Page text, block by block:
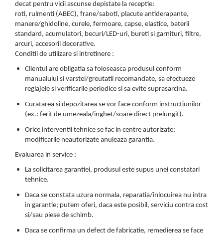
decat pentru vicii ascunse depistate la receptie:
roti, rulmenti (ABEC), frane/saboti, placute antiderapante,
manere/ghidoline, curele, fermoare, capse, elastice, baterii
standard, acumulatori, becuri/LED-uri, bureti si garnituri, filtre,
arcuri, accesorii decorative.
Conditii de utilizare si intretinere :
Clientul are obligatia sa foloseasca produsul conform
manualului si varstei/greutatii recomandate, sa efectueze
reglajele si verificarile periodice si sa evite suprasarcina.
Curatarea si depozitarea se vor face conform instructiunilor
(ex.: ferit de umezeala/inghet/soare direct prelungit).
Orice interventii tehnice se fac in centre autorizate;
modificarile neautorizate anuleaza garantia.
Evaluarea in service :
La solicitarea garantiei, produsul este supus unei constatari
tehnice.
Daca se constata uzura normala, reparatia/inlocuirea nu intra
in garantie; putem oferi, daca este posibil, serviciu contra cost
si/sau piese de schimb.
Daca se confirma un defect de fabricatie, remedierea se face